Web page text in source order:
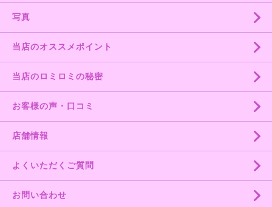
写真
当店のオススメポイント
当店のロミロミの秘密
お客様の声・口コミ
店舗情報
よくいただくご質問
お問い合わせ